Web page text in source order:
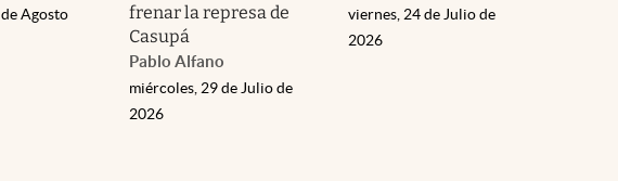
Agosto
frenar la represa de
Casupá
Pablo Alfano
miércoles, 29 de Julio de
2026
viernes, 24 de Julio de
2026